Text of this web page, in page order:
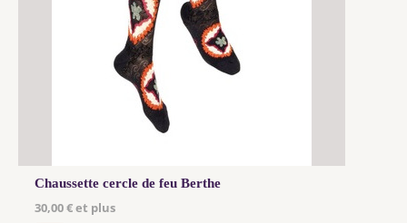
Chaussette cercle de feu Berthe
30,00 € et plus